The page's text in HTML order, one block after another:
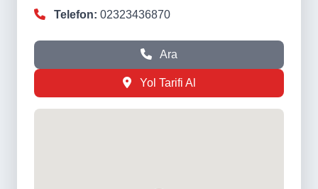
Telefon: 02323436870
Ara
Yol Tarifi Al